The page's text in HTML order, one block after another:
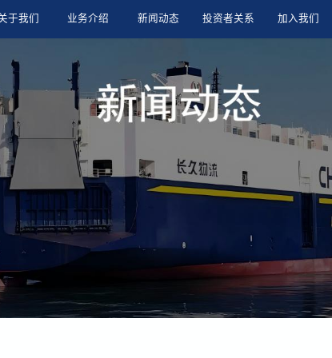
于我们 业务介绍 新闻动态 投资者关系 加入我们